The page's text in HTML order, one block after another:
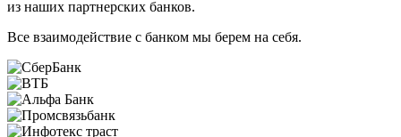
из наших партнерских банков.
Все взаимодействие с банком мы берем на себя.